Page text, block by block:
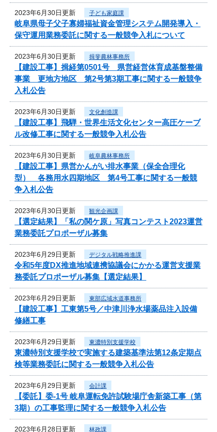
2023年6月30日更新 子ども家庭課
岐阜県母子父子寡婦福祉資金管理システム開発導入・
保守運用業務委託に関する一般競争入札について
2023年6月30日更新 揖斐農林事務所
【建設工事】揖経第0501号 県営経営体育成基盤整備
事業 更地方地区 第2号第3期工事に関する一般競争
入札公告
2023年6月30日更新 文化創造課
【建設工事】飛騨・世界生活文化センター高圧ケーブ
ル改修工事に関する一般競争入札公告
2023年6月30日更新 岐阜農林事務所
【建設工事】県営かんがい排水事業（保全合理化
型） 各務用水四期地区 第4号工事に関する一般競
争入札公告
2023年6月30日更新 観光企画課
【選定結果】「私の関ケ原」写真コンテスト2023運営
業務委託プロポーザル募集
2023年6月29日更新 デジタル戦略推進課
令和5年度DX推進地域連携協議会にかかる運営支援業
務委託プロポーザル募集【選定結果】
2023年6月29日更新 東部広域水道事務所
【建設工事】工東第5号／中津川浄水場薬品注入設備
修繕工事
2023年6月29日更新 東濃特別支援学校
東濃特別支援学校で実施する建築基準法第12条定期点
検等業務委託に関する一般競争入札公告
2023年6月29日更新 会計課
【委託】委-1号 岐阜運転免許試験場庁舎新築工事（第
3期）の工事監理に関する一般競争入札公告
2023年6月28日更新 林政課